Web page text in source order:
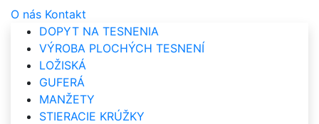
O nás Kontakt
DOPYT NA TESNENIA
VÝROBA PLOCHÝCH TESNENÍ
LOŽISKÁ
GUFERÁ
MANŽETY
STIERACIE KRÚŽKY